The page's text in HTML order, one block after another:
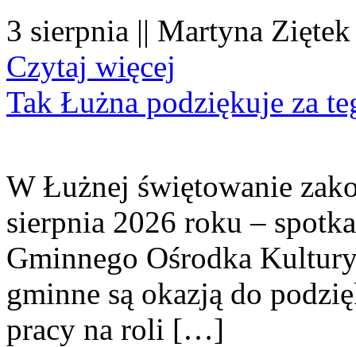
3 sierpnia || Martyna
Czytaj więcej
Tak Łużna podziękuje za
W Łużnej świętowanie
sierpnia 2026 roku –
Gminnego Ośrodka
gminne są okazją do
pracy na roli […]